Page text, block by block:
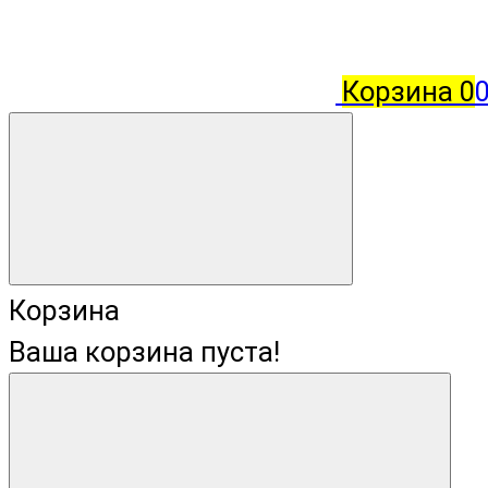
Корзина 0
Корзина
Ваша корзина пуста!